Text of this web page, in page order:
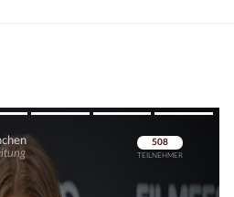
Überspringen